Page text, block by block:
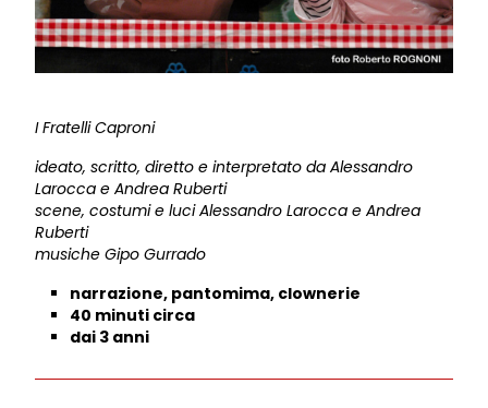
I Fratelli Caproni
ideato, scritto, diretto e interpretato da Alessandro
Larocca e Andrea Ruberti
scene, costumi e luci Alessandro Larocca e Andrea
Ruberti
musiche Gipo Gurrado
narrazione, pantomima, clownerie
40 minuti circa
dai 3 anni